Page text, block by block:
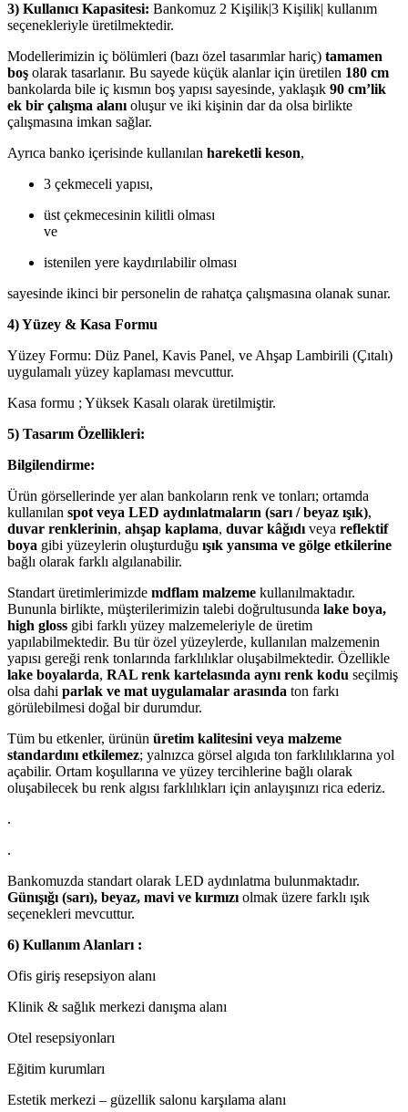
3) Kullanıcı Kapasitesi: Bankomuz 2 Kişilik|3 Kişilik| kullanım
seçenekleriyle üretilmektedir.
Modellerimizin iç bölümleri (bazı özel tasarımlar hariç) tamamen
boş olarak tasarlanır. Bu sayede küçük alanlar için üretilen 180 cm
bankolarda bile iç kısmın boş yapısı sayesinde, yaklaşık 90 cm’lik
ek bir çalışma alanı oluşur ve iki kişinin dar da olsa birlikte
çalışmasına imkan sağlar.
Ayrıca banko içerisinde kullanılan hareketli keson,
3 çekmeceli yapısı,
üst çekmecesinin kilitli olması
ve
istenilen yere kaydırılabilir olması
sayesinde ikinci bir personelin de rahatça çalışmasına olanak sunar.
4) Yüzey & Kasa Formu
Yüzey Formu: Düz Panel, Kavis Panel, ve Ahşap Lambirili (Çıtalı)
uygulamalı yüzey kaplaması mevcuttur.
Kasa formu ; Yüksek Kasalı olarak üretilmiştir.
5) Tasarım Özellikleri:
Bilgilendirme:
Ürün görsellerinde yer alan bankoların renk ve tonları; ortamda
kullanılan spot veya LED aydınlatmaların (sarı / beyaz ışık),
duvar renklerinin, ahşap kaplama, duvar kâğıdı veya reflektif
boya gibi yüzeylerin oluşturduğu ışık yansıma ve gölge etkilerine
bağlı olarak farklı algılanabilir.
Standart üretimlerimizde mdflam malzeme kullanılmaktadır.
Bununla birlikte, müşterilerimizin talebi doğrultusunda lake boya,
high gloss gibi farklı yüzey malzemeleriyle de üretim
yapılabilmektedir. Bu tür özel yüzeylerde, kullanılan malzemenin
yapısı gereği renk tonlarında farklılıklar oluşabilmektedir. Özellikle
lake boyalarda, RAL renk kartelasında aynı renk kodu seçilmiş
olsa dahi parlak ve mat uygulamalar arasında ton farkı
görülebilmesi doğal bir durumdur.
Tüm bu etkenler, ürünün üretim kalitesini veya malzeme
standardını etkilemez; yalnızca görsel algıda ton farklılıklarına yol
açabilir. Ortam koşullarına ve yüzey tercihlerine bağlı olarak
oluşabilecek bu renk algısı farklılıkları için anlayışınızı rica ederiz.
.
.
Bankomuzda standart olarak LED aydınlatma bulunmaktadır.
Günışığı (sarı), beyaz, mavi ve kırmızı olmak üzere farklı ışık
seçenekleri mevcuttur.
6) Kullanım Alanları :
Ofis giriş resepsiyon alanı
Klinik & sağlık merkezi danışma alanı
Otel resepsiyonları
Eğitim kurumları
Estetik merkezi – güzellik salonu karşılama alanı